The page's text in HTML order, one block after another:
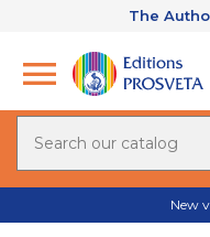
The
New